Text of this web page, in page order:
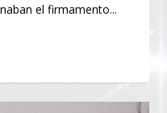
el firmamento...